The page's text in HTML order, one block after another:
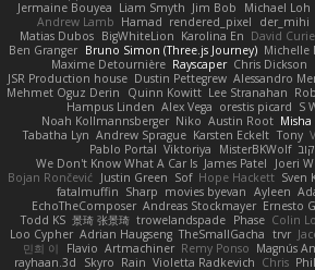
Jermaine Bouyea Liam Smyth Jim Bob Michael Loh
Andrew Lamb Hamad rendered_pixel der_mihi
Matias Dubos BigWhiteLion Karolina En David
Ben Granger Bruno Simon (Three.js Journey) Michelle
Maxime Detournière Rayscaper Chris Dickson
JSR Production house Dustin Pettegrew Alessandro
Mehmet Oguz Derin
Quinn Kowitt Lee Stranahan
Hampus Linden Alex Vega orestis picard S
Noah Kollmannsberger Niko Austin Root
Tabatha Lyn Andrew Sprague Karsten Eckelt Tony
Pablo Portal Viktoriya MisterBKWolf
We Don't Know What A Car Is James Patel Joeri
Bojan Rončević Justin Green Sof Hope Hackett Sven
fatalmuffin Sharp movies byevan Ayleen
EchoTheComposer Andreas Stockmayer Ernesto
Todd KS 景琦 张景琦 trowelandspade Phase Colin
Loo Cypher Adrian Haugseng TheSmallGacha trvr
민희 이
Flavio Artmachiner Remy Ponso Magnús
rayhaan.3d
Skyro Rain Violetta Radkevich Chris